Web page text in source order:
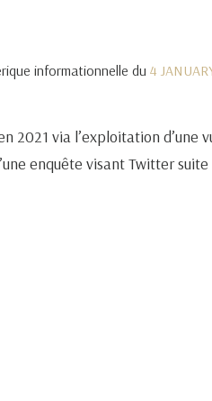
informationnelle du 4
2021 via l’exploitation
enquête visant Twitter